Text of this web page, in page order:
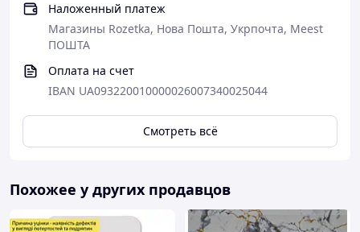
Наложенный платеж
Магазины Rozetka, Нова Пошта, Укрпочта, Meest
ПОШТА
Оплата на счет
IBAN UA093220010000026007340025044
Смотреть всё
Похожее у других продавцов